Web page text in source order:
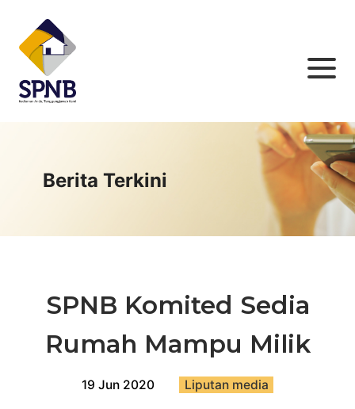
Berita Terkini
SPNB Komited Sedia
Rumah Mampu Milik
19 Jun 2020 Liputan media